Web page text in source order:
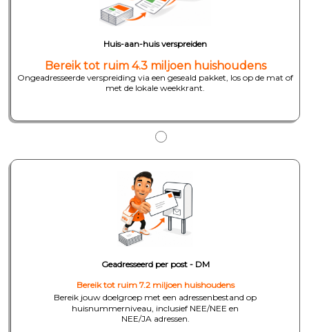
Huis-aan-huis verspreiden
Bereik tot ruim 4.3 miljoen huishoudens
Ongeadresseerde verspreiding via een geseald pakket, los op de mat of
met de lokale weekkrant.
Geadresseerd per post - DM
Bereik tot ruim 7.2 miljoen huishoudens
Bereik jouw doelgroep met een adressenbestand op
huisnummerniveau, inclusief NEE/NEE en
NEE/JA adressen.